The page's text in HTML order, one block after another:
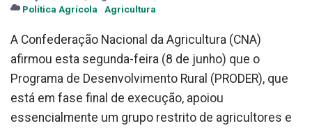
Política Agrícola
Agricultura
A Confederação Nacional da Agricultura (CNA)
afirmou esta segunda-feira (8 de junho) que o
Programa de Desenvolvimento Rural (PRODER), que
está em fase final de execução, apoiou
essencialmente um grupo restrito de agricultores e